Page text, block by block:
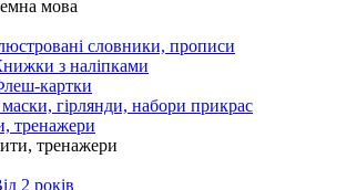
мова
словники, прописи
з наліпками
картки
маски, гірлянди, набори прикрас
тренажери
тренажери
2 років